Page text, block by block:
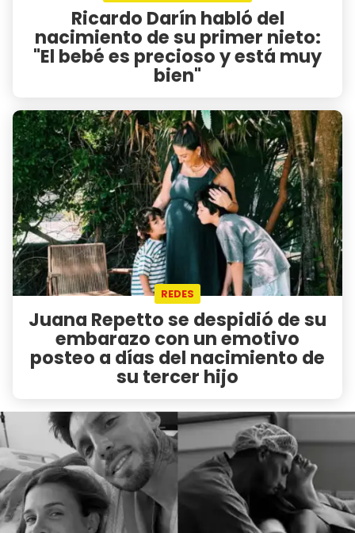
Ricardo Darín habló del
nacimiento de su primer nieto:
"El bebé es precioso y está muy
bien"
REDES
Juana Repetto se despidió de su
embarazo con un emotivo
posteo a días del nacimiento de
su tercer hijo